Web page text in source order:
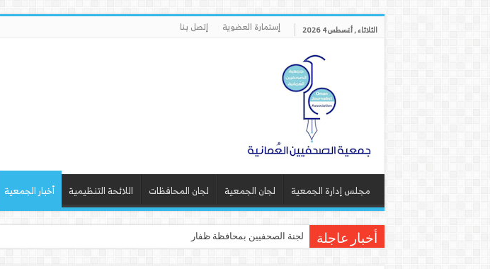
الثلاثاء , أغسطس 4 2026 إستمارة العضوية إتصل بنا
مجلس إدارة الجمعية لجان الجمعية لجان المحافظات اللائحة التنظيمية أخبار الجمعية
أخبار عاجلة لجنة الصحفيين بمحافظة ظفار تنفذ ورشة عمل “أساسيات ا